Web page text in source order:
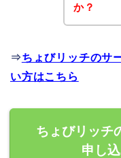
か？
⇒ちょびリッチのサ
い方はこちら
ちょびリッチ
申し